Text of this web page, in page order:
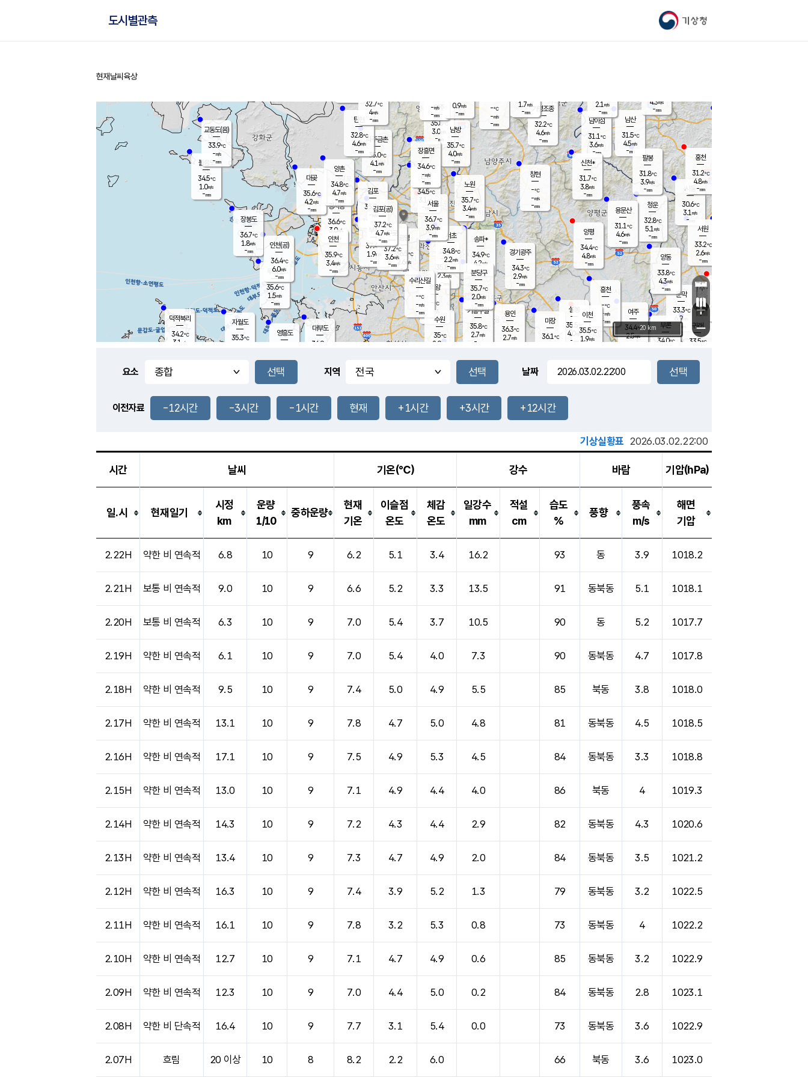
기상청
도시별관측
홈
현재날씨 육상
풍도
0.8m/s
문막
33.3℃
6.9m/s
mm
남이섬
31.1℃
3.6m/s
-mm
무의도
35.6℃
1.5m/s
-mm
영흥도
볼음도
34.5℃
1.0m/s
-mm
자월도
35.3℃
양주
35.8℃
3.0
-mm
부론
34.0℃
과천
35.8℃
2.3m/s
- mm
남산
31.5℃
4.5m/s
-mm
장봉도
36.7℃
1.8m/s
-mm
-mm
청운
32.8℃
5.1 m/s
-mm
팔봉
31.8℃
3.9m/s
-mm
-mm
용인
36.3℃
2.7m/s
여주
34.4℃
2.5m/s
양동
33.8℃
4.3m/s
-mm
경기광주
34.3℃
2.9m/s
-mm
장호원
2.1 m/s
-mm
34.8
℃
대부도
36.9
-
경서동
36.6℃
3.0m/s
-mm
파주금촌
35.0℃
4.1 m/s
-mm
가평조종
32.2℃
4.6m/s
-mm
-℃
-m/s
-mm
대곶
35.6℃
4.2m/s
-mm
신천*
31.7℃
3.8m/s
-mm
창현
-℃
-m/s
-mm
탄현
32.8℃
4.6m/s
-mm
1.7m/s
-mm
37.5℃
1.4m/s
-mm
흥천
-℃
-m/s
-mm
마장
36.1℃
의왕
- ℃
m/s
mm
김포
35.2℃
-m/s
mm
설봉
35.5
4.0 m/s
- mm
광명
36.5 ℃
2.6 m/s
-mm
부천
37.4℃
1.9m/s
-mm
-mm
양촌
34.8℃
4.7m/s
-mm
구로
37.2℃
3.6m/s
-mm
은평
34.5℃
3.1 m/s
- mm
노원
35.7℃
3.4m/s
-mm
송파*
34.9℃
4.2m/s
-mm
서초
34.8℃
2.2m/s
-mm
남방
35.7℃
4.0m/s
-mm
기흥구갈
35.8℃
2.7m/s
-
수리산길
-℃
-m/s
-mm
분당구
35.7℃
2.0m/s
-mm
장흥면
34.6℃
-m/s
-mm
-m/s
-mm
시동
30.6℃
3.1 m/s
- mm
귀래
33.5℃
서원
33.2℃
2.6m/s
-mm
용문산
31.1℃
4.6m/s
-mm
덕적북리
34.2℃
3.1 m/s
인천(공)
36.4℃
6.0m/s
-mm
김포(공)
37.2℃
4.7m/s
-mm
교동도(음)
33.9℃
-m/s
-mm
홍천
31.2℃
4.8m/s
-mm
이천
35.5℃
1.9m/s
양평
34.4℃
4.8m/s
-mm
수원
35℃
2.9m/s
인천
35.9℃
3.4m/s
-mm
서울
36.7℃
3.9m/s
-mm
4.3m/s
-mm
32.7℃
4m/s
-mm
0.9m/s
-mm
+
−
20 km
요소 지역 날짜
이전자료 -12시간 -3시간 -1시간 현재 +1시간 +3시간 +12시간
기상실황표 2026.03.02.22:00
시간 날씨 기온(℃) 강수 바람 기압(hPa)
일.시 현재일기
시정
km
운량
1/10
중하운량
현재
기온
이슬점
온도
체감
온도
일강수
mm
적설
cm
습도
%
풍향
풍속
m/s
해면
기압
2.22H 약한 비 연속적 6.8 10 9 6.2 5.1 3.4 16.2 93 동 3.9 1018.2
2.21H 보통 비 연속적 9.0 10 9 6.6 5.2 3.3 13.5 91 동북동 5.1 1018.1
2.20H 보통 비 연속적 6.3 10 9 7.0 5.4 3.7 10.5 90 동 5.2 1017.7
2.19H 약한 비 연속적 6.1 10 9 7.0 5.4 4.0 7.3 90 동북동 4.7 1017.8
2.18H 약한 비 연속적 9.5 10 9 7.4 5.0 4.9 5.5 85 북동 3.8 1018.0
2.17H 약한 비 연속적 13.1 10 9 7.8 4.7 5.0 4.8 81 동북동 4.5 1018.5
2.16H 약한 비 연속적 17.1 10 9 7.5 4.9 5.3 4.5 84 동북동 3.3 1018.8
2.15H 약한 비 연속적 13.0 10 9 7.1 4.9 4.4 4.0 86 북동 4 1019.3
2.14H 약한 비 연속적 14.3 10 9 7.2 4.3 4.4 2.9 82 동북동 4.3 1020.6
2.13H 약한 비 연속적 13.4 10 9 7.3 4.7 4.9 2.0 84 동북동 3.5 1021.2
2.12H 약한 비 연속적 16.3 10 9 7.4 3.9 5.2 1.3 79 동북동 3.2 1022.5
2.11H 약한 비 연속적 16.1 10 9 7.8 3.2 5.3 0.8 73 동북동 4 1022.2
2.10H 약한 비 연속적 12.7 10 9 7.1 4.7 4.9 0.6 85 동북동 3.2 1022.9
2.09H 약한 비 연속적 12.3 10 9 7.0 4.4 5.0 0.2 84 동북동 2.8 1023.1
2.08H 약한 비 단속적 16.4 10 9 7.7 3.1 5.4 0.0 73 동북동 3.6 1022.9
2.07H 흐림 20 이상 10 8 8.2 2.2 6.0 66 북동 3.6 1023.0